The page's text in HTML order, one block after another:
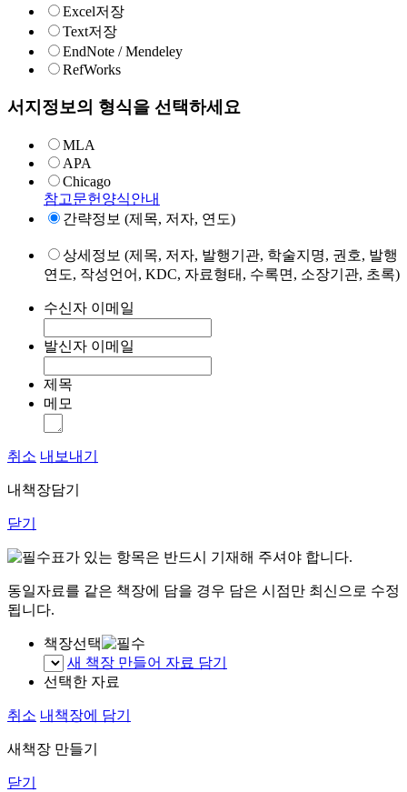
Excel저장
Text저장
EndNote / Mendeley
RefWorks
서지정보의 형식을 선택하세요
MLA
APA
Chicago
참고문헌양식안내
간략정보 (제목, 저자, 연도)
상세정보 (제목, 저자, 발행기관, 학술지명, 권호, 발행
연도, 작성언어, KDC, 자료형태, 수록면, 소장기관, 초록)
수신자 이메일
발신자 이메일
제목
메모
취소 내보내기
내책장담기
닫기
표가 있는 항목은 반드시 기재해 주셔야 합니다.
동일자료를 같은 책장에 담을 경우 담은 시점만 최신으로 수정
됩니다.
책장선택
새 책장 만들어 자료 담기
선택한 자료
취소 내책장에 담기
새책장 만들기
닫기